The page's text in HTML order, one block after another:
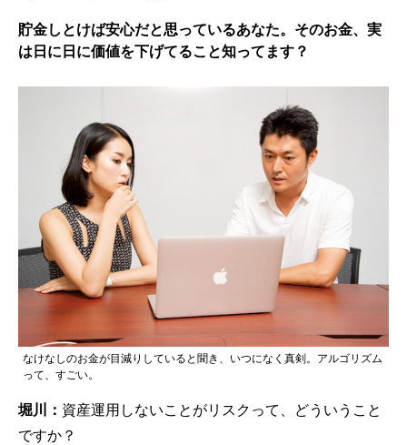
貯金しとけば安心だと思っているあなた。そのお金、実
は日に日に価値を下げてること知ってます？
なけなしのお金が目減りしていると聞き、いつになく真剣。アルゴリズム
って、すごい。
堀川： 資産運用しないことがリスクって、どういうこと
ですか？